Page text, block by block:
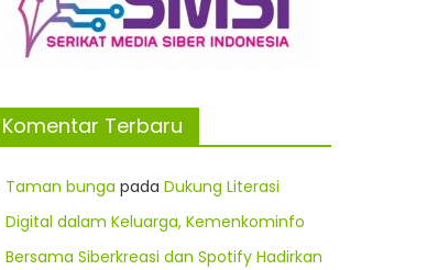
Komentar Terbaru
Taman bunga padaDukung Literasi
Digital dalam Keluarga, Kemenkominfo
Bersama Siberkreasi dan Spotify Hadirkan